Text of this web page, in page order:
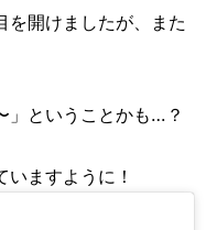
を開けましたが、また
」ということかも…？
ますように！